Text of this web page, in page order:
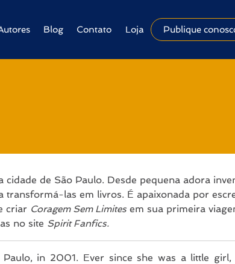
Blog Contato Loja Publique
de São Paulo. Desde pequena adora
transformá-las em livros. É apaixonada por
criar Coragem Sem Limites em sua primeira
no site Spirit Fanfics.
in 2001. Ever since she was a little girl,